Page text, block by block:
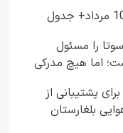
را مسئول
اما هیچ مدرکی
پشتیبانی از
بلغارستان